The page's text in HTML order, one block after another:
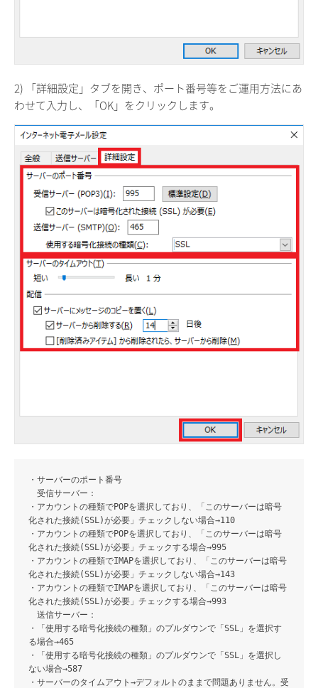
2) 「詳細設定」タブを開き、ポート番号等をご運用方法にあ
わせて入力し、「OK」をクリックします。
・サーバーのポート番号
受信サーバー：
・アカウントの種類でPOPを選択しており、「このサーバーは暗号
化された接続(SSL)が必要」チェックしない場合→110
・アカウントの種類でPOPを選択しており、「このサーバーは暗号
化された接続(SSL)が必要」チェックする場合→995
・アカウントの種類でIMAPを選択しており、「このサーバーは暗号
化された接続(SSL)が必要」チェックしない場合→143
・アカウントの種類でIMAPを選択しており、「このサーバーは暗号
化された接続(SSL)が必要」チェックする場合→993
送信サーバー：
・「使用する暗号化接続の種類」のプルダウンで「SSL」を選択す
る場合→465
・「使用する暗号化接続の種類」のプルダウンで「SSL」を選択し
ない場合→587
・サーバーのタイムアウト →デフォルトのままで問題ありません。受